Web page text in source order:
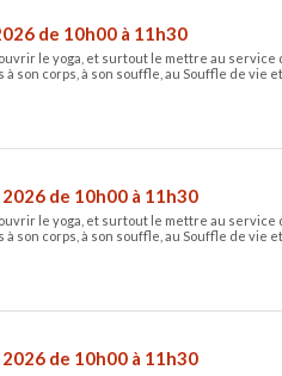
de 10h00 à 11h30
le yoga, et surtout le mettre au
son corps, à son souffle, au Souffle de vie
de 10h00 à 11h30
le yoga, et surtout le mettre au
son corps, à son souffle, au Souffle de vie
de 10h00 à 11h30